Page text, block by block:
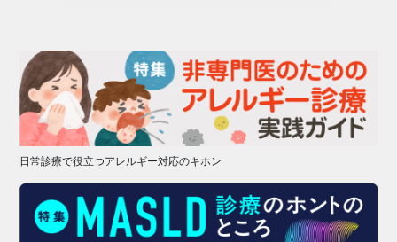
日常診療で役立つアレルギー対応のキホン